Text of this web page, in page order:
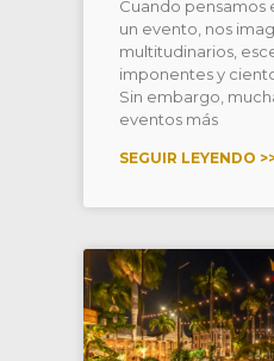
Cuando pensamos
un evento, nos
multitudinarios,
imponentes y
Sin embargo,
eventos más
SEGUIR LEYENDO